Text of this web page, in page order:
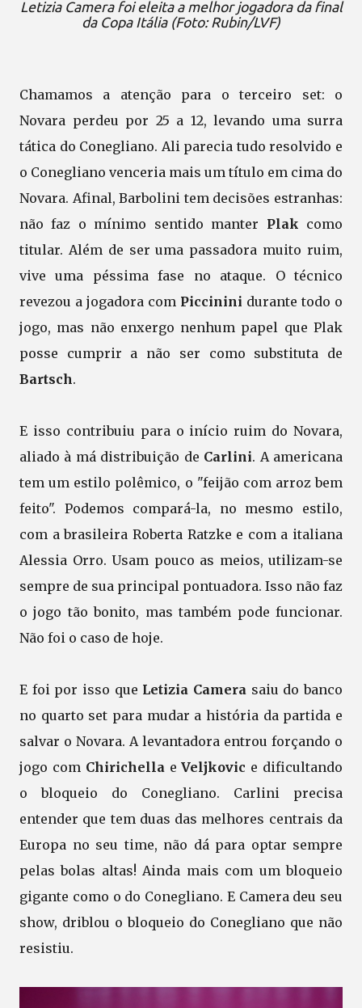
Letizia Camera foi eleita a melhor jogadora da final
da Copa Itália (Foto: Rubin/LVF)
Chamamos a atenção para o terceiro set: o
Novara perdeu por 25 a 12, levando uma surra
tática do Conegliano. Ali parecia tudo resolvido e
o Conegliano venceria mais um título em cima do
Novara. Afinal, Barbolini tem decisões estranhas:
não faz o mínimo sentido manter Plak como
titular. Além de ser uma passadora muito ruim,
vive uma péssima fase no ataque. O técnico
revezou a jogadora com Piccinini durante todo o
jogo, mas não enxergo nenhum papel que Plak
posse cumprir a não ser como substituta de
Bartsch.
E isso contribuiu para o início ruim do Novara,
aliado à má distribuição de Carlini. A americana
tem um estilo polêmico, o "feijão com arroz bem
feito". Podemos compará-la, no mesmo estilo,
com a brasileira Roberta Ratzke e com a italiana
Alessia Orro. Usam pouco as meios, utilizam-se
sempre de sua principal pontuadora. Isso não faz
o jogo tão bonito, mas também pode funcionar.
Não foi o caso de hoje.
E foi por isso que Letizia Camera saiu do banco
no quarto set para mudar a história da partida e
salvar o Novara. A levantadora entrou forçando o
jogo com ChirichellaeVeljkovic e dificultando
o bloqueio do Conegliano. Carlini precisa
entender que tem duas das melhores centrais da
Europa no seu time, não dá para optar sempre
pelas bolas altas! Ainda mais com um bloqueio
gigante como o do Conegliano. E Camera deu seu
show, driblou o bloqueio do Conegliano que não
resistiu.